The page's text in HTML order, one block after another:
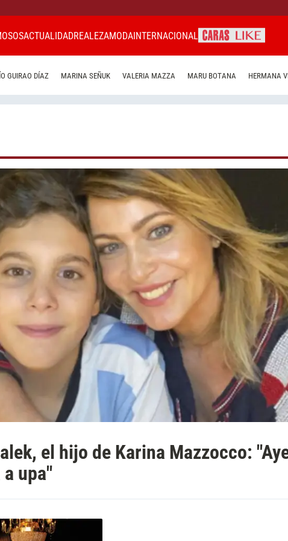
ACTUALIDADREALEZAMODAINTERNACIONAL
GUIRAO DÍAZ MARINA SEÑUK VALERIA MAZZA MARU BOTANA HERMANA
el hijo de Karina Mazzocco:
upa"